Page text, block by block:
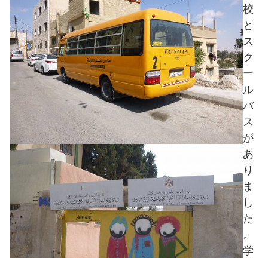
校
と
ス
ク
ー
ル
バ
ス
が
あ
り
ま
し
た
。
学